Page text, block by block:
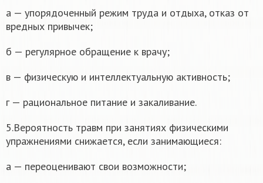
а — упорядоченный режим труда и отдыха, отказ от
вредных привычек;
б — регулярное обращение к врачу;
в — физическую и интеллектуальную активность;
г — рациональное питание и закаливание.
5.Вероятность травм при занятиях физическими
упражнениями снижается, если занимающиеся:
а — переоценивают свои возможности;